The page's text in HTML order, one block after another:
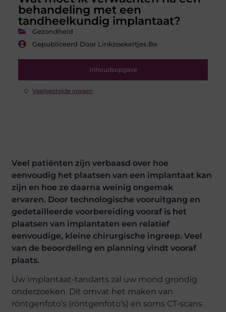
behandeling met een
tandheelkundig implantaat?
Gezondheid
Gepubliceerd Door Linkzoekertjes.be
Inhoudsopgave
Veelgestelde vragen
Veel patiënten zijn verbaasd over hoe
eenvoudig het plaatsen van een implantaat kan
zijn en hoe ze daarna weinig ongemak
ervaren. Door technologische vooruitgang en
gedetailleerde voorbereiding vooraf is het
plaatsen van implantaten een relatief
eenvoudige, kleine chirurgische ingreep. Veel
van de beoordeling en planning vindt vooraf
plaats.
Uw implantaat-tandarts zal uw mond grondig
onderzoeken. Dit omvat het maken van
röntgenfoto’s (röntgenfoto’s) en soms CT-scans